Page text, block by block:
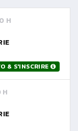
H
& S'INSCRIRE